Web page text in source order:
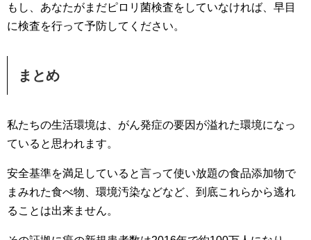
もし、あなたがまだピロリ菌検査をしていなければ、早目
に検査を行って予防してください。
まとめ
私たちの生活環境は、がん発症の要因が溢れた環境になっ
ていると思われます。
安全基準を満足していると言って使い放題の食品添加物で
まみれた食べ物、環境汚染などなど、到底これらから逃れ
ることは出来ません。